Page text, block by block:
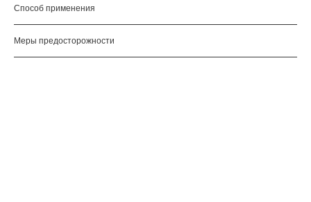
Способ применения
Меры предосторожности